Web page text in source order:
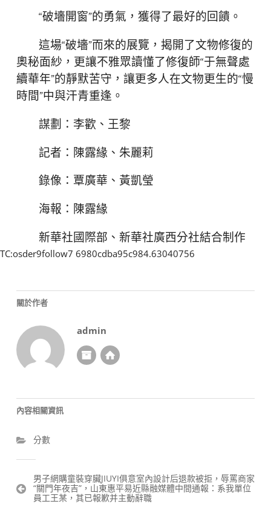
“破墻開窗”的勇氣，獲得了最好的回饋。
這場“破墻”而來的展覽，揭開了文物修復的
奧秘面紗，更讓不雅眾讀懂了修復師“于無聲處
續華年”的靜默苦守，讓更多人在文物更生的“慢
時間”中與汗青重逢。
謀劃：李歡、王黎
記者：陳露緣、朱麗莉
錄像：覃廣華、黃凱瑩
海報：陳露緣
新華社國際部、新華社廣西分社結合制作
TC:osder9follow7 6980cdba95c984.63040756
關於作者
admin
內容相關資訊
分數
章
男子網購童裝穿臟JIUYI俱意室內設計后退款被拒，辱罵商家
“關門年夜吉”，山東惠平易近縣融媒體中間通報：系我單位
員工王某，其已報歉并主動辭職